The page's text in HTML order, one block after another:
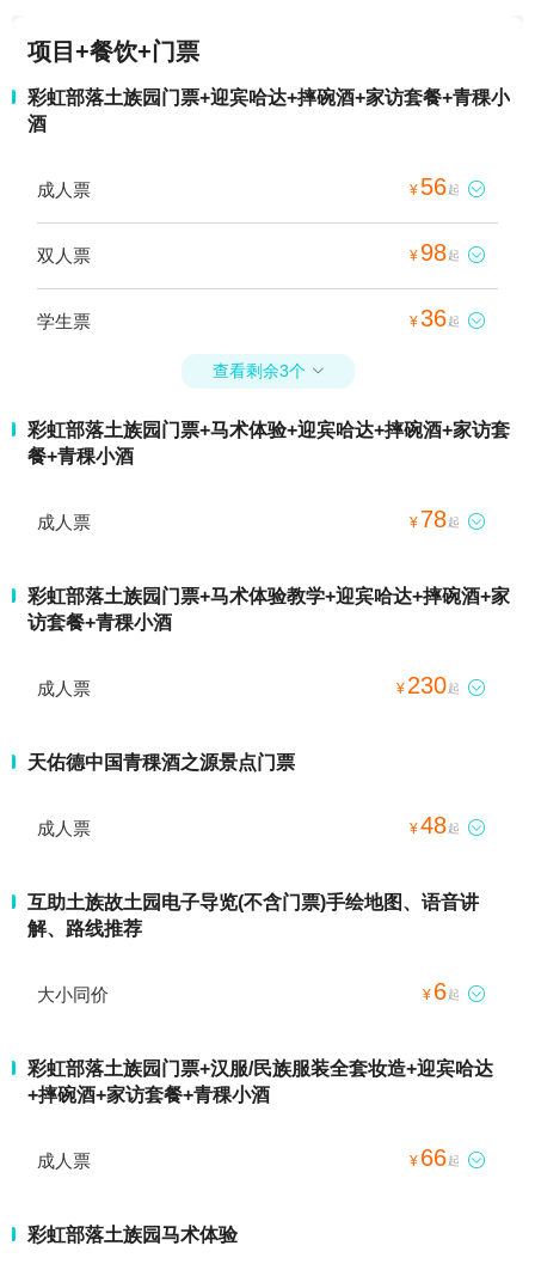
项目+餐饮+门票
彩虹部落土族园门票+迎宾哈达+摔碗酒+家访套餐+青稞小
酒
成人票 ¥ 56起 
双人票 ¥ 98起 
学生票 ¥36起 
查看剩余3个 
彩虹部落土族园门票+马术体验+迎宾哈达+摔碗酒+家访套
餐+青稞小酒
成人票 ¥ 78起 
彩虹部落土族园门票+马术体验教学+迎宾哈达+摔碗酒+家
访套餐+青稞小酒
成人票 ¥ 230起 
天佑德中国青稞酒之源景点门票
成人票 ¥48起 
互助土族故土园电子导览(不含门票)手绘地图、语音讲
解、路线推荐
大小同价 ¥ 6起 
彩虹部落土族园门票+汉服/民族服装全套妆造+迎宾哈达
+摔碗酒+家访套餐+青稞小酒
成人票 ¥ 66起 
彩虹部落土族园马术体验